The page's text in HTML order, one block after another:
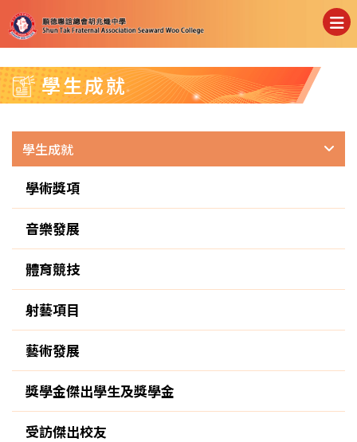
學生成就
學生成就
學術獎項
音樂發展
體育競技
射藝項目
藝術發展
獎學金傑出學生及獎學金
受訪傑出校友